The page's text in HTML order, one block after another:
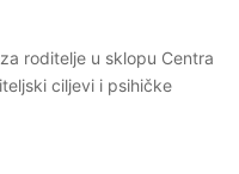
roditelje u sklopu Centra
ciljevi i psihičke